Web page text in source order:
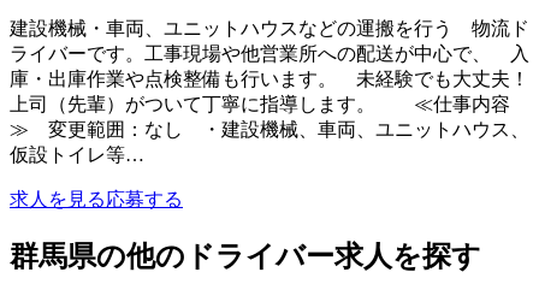
建設機械・車両、ユニットハウスなどの運搬を行う 物流ド
ライバーです。工事現場や他営業所への配送が中心で、 入
庫・出庫作業や点検整備も行います。 未経験でも大丈夫！
上司（先輩）がついて丁寧に指導します。 ≪仕事内容
≫ 変更範囲：なし ・建設機械、車両、ユニットハウス、
仮設トイレ等…
求人を見る応募する
群馬県の他のドライバー求人を探す